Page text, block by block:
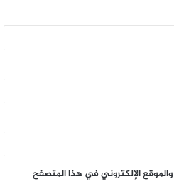
الإلكتروني في هذا المتصفح